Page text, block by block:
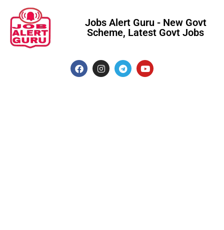
Jobs Alert Guru - New Govt
Scheme, Latest Govt Jobs